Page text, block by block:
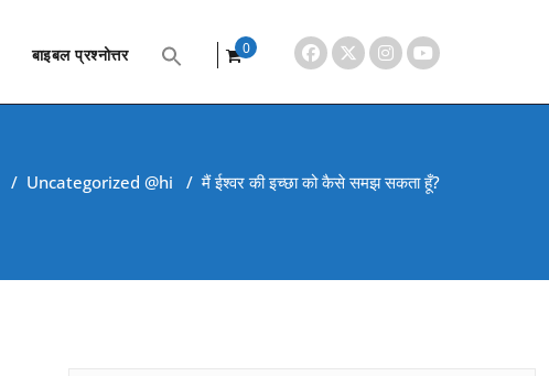
बाइबल प्रश्नोत्तर
0
/ Uncategorized @hi /मैं ईश्वर की इच्छा को कैसे समझ सकता हूँ?